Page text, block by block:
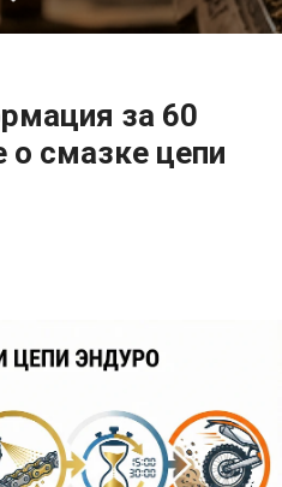
за 60
о смазке цепи